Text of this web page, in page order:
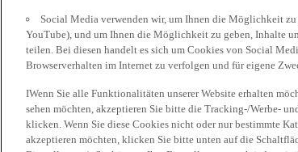
Social Media verwenden wir, um Ihnen die Möglichkeit zu
YouTube), und um Ihnen die Möglichkeit zu geben, Inhalte
teilen. Bei diesen handelt es sich um Cookies von Social
Browserverhalten im Internet zu verfolgen und für eigene
IWenn Sie alle Funktionalitäten unserer Website erhalten
sehen möchten, akzeptieren Sie bitte die Tracking-/Werbe-
klicken. Wenn Sie diese Cookies nicht oder nur bestimmte
akzeptieren möchten, klicken Sie bitte unten auf die